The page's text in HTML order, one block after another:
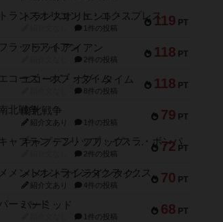
119 PT
トランスオリエント・エクスプレス
1件の投稿
118 PT
フラットアイアン
2件の投稿
118 PT
エコーズ・オブ・タイム
8件の投稿
79 PT
南北戦争
紹介文あり 1件の投稿
72 PT
キャプテン・フリップ：イスラ・ボンバ
2件の投稿
70 PT
メメントオンラインタクティクス
紹介文あり 4件の投稿
68 PT
パーミッド
1件の投稿